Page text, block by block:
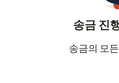
송금 진
송금의 모